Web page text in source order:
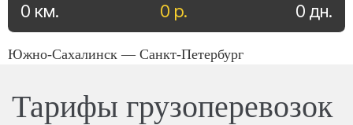
0 р.
0 км. 0 дн.
Южно-Сахалинск — Санкт-Петербург
Тарифы грузоперевозок